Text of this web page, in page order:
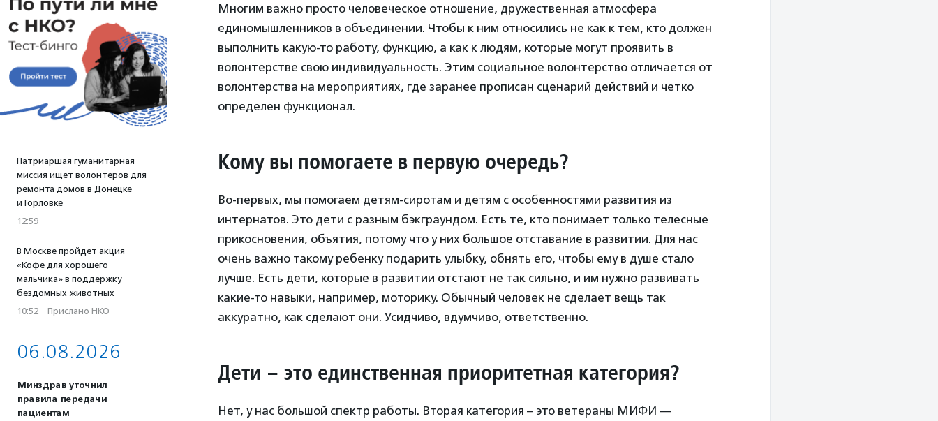
Патриаршая гуманитарная
миссия ищет волонтеров для
ремонта домов в Донецке
и Горловке
12:59
В Москве пройдет акция
«Кофе для хорошего
мальчика» в поддержку
бездомных животных
10:52 · Прислано НКО
06.08.2026
Минздрав уточнил
правила передачи
пациентам
Многим важно просто человеческое отношение, дружественная атмосфера
единомышленников в объединении. Чтобы к ним относились не как к тем, кто должен
выполнить какую-то работу, функцию, а как к людям, которые могут проявить в
волонтерстве свою индивидуальность. Этим социальное волонтерство отличается от
волонтерства на мероприятиях, где заранее прописан сценарий действий и четко
определен функционал.
Кому вы помогаете в первую очередь?
Во-первых, мы помогаем детям-сиротам и детям с особенностями развития из
интернатов. Это дети с разным бэкграундом. Есть те, кто понимает только телесные
прикосновения, объятия, потому что у них большое отставание в развитии. Для нас
очень важно такому ребенку подарить улыбку, обнять его, чтобы ему в душе стало
лучше. Есть дети, которые в развитии отстают не так сильно, и им нужно развивать
какие-то навыки, например, моторику. Обычный человек не сделает вещь так
аккуратно, как сделают они. Усидчиво, вдумчиво, ответственно.
Дети – это единственная приоритетная категория?
Нет, у нас большой спектр работы. Вторая категория – это ветераны МИФИ —